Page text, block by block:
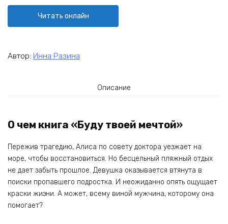
Читать онлайн
Автор: Инна Разина
Описание
О чем книга «Буду твоей мечтой»
Пережив трагедию, Алиса по совету доктора уезжает на
море, чтобы восстановиться. Но бесцельный пляжный отдых
не дает забыть прошлое. Девушка оказывается втянута в
поиски пропавшего подростка. И неожиданно опять ощущает
краски жизни. А может, всему виной мужчина, которому она
помогает?